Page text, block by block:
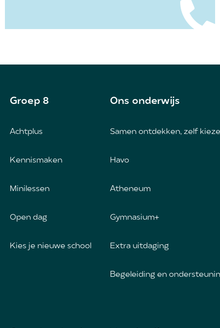
Groep 8
Achtplus
Kennismaken
Minilessen
Open dag
Kies je nieuwe school
Ons onderwijs
Samen ontdekken, zelf
Havo
Atheneum
Gymnasium+
Extra uitdaging
Begeleiding en